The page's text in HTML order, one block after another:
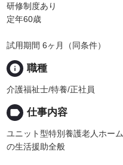
研修制度あり
定年60歳
試用期間 6ヶ月（同条件）
info 職種
介護福祉士/特養/正社員
label 仕事内容
ユニット型特別養護老人ホー
の生活援助全般